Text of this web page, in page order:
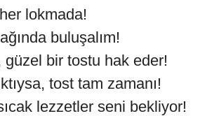
lokmada!
buluşalım!
güzel bir tostu hak eder!
tost tam zamanı!
lezzetler seni bekliyor!